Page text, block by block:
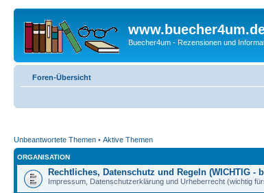
Buecher4um - Rezensionen und
Foren-Übersicht
Unbeantwortete Themen • Aktive Themen
ORGANISATION
Rechtliches, Datenschutz und Regeln (WICHTIG -
Impressum, Datenschutzerklärung und Urheberrecht (wichtig